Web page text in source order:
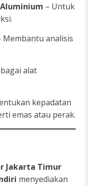
– Untuk
Membantu analisis
alat
kepadatan
emas atau perak.
Jakarta Timur
menyediakan